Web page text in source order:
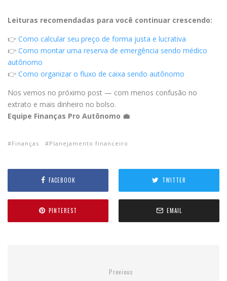
Leituras recomendadas para você continuar crescendo:
👉 Como calcular seu preço de forma justa e lucrativa
👉 Como montar uma reserva de emergência sendo médico
autônomo
👉 Como organizar o fluxo de caixa sendo autônomo
Nos vemos no próximo post — com menos confusão no
extrato e mais dinheiro no bolso.
Equipe Finanças Pro Autônomo 💼
Finanças Planejamento financeiro
FACEBOOK TWITTER
PINTEREST EMAIL
Previous